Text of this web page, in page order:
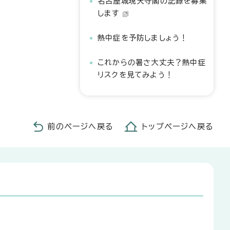
します
熱中症を予防しましょう！
これからの暑さ大丈夫？熱中症
リスクを見てみよう！
前のページへ戻る トップページへ戻る